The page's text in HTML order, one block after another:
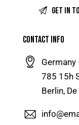
CONTACT INFO
785 15h
Berlin,